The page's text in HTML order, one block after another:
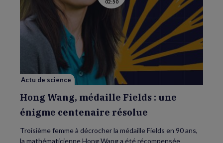
la
vidéo
Hong
Wang,
médaille
Fields
une
énigme
centenaire
résolue
02:50
Actu de science
Hong Wang, médaille Fields : une
énigme centenaire résolue
Troisième femme à décrocher la médaille Fields en 90 ans,
la mathématicienne Hong Wang a été récompensée